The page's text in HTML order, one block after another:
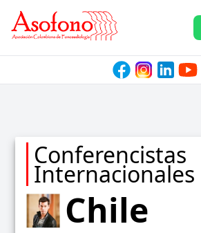
Asofono
Conferencistas
Internacionales
Chile